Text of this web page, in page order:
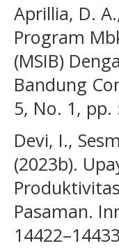
Aprillia, D.
Program
(MSIB)
Bandung
5, No. 1, pp.
Devi, I.,
(2023b).
Pasaman.